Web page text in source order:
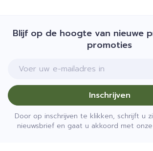
Blijf op de hoogte van nieuwe
promoties
E-mail adres
Inschrijven
Door op inschrijven te klikken, schrijft u
nieuwsbrief en gaat u akkoord met onze